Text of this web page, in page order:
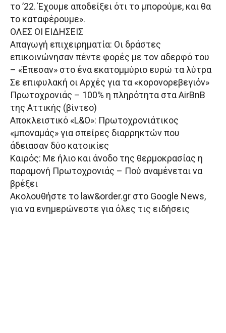
το ’22. Έχουμε αποδείξει ότι το μπορούμε, και θα
το καταφέρουμε».
ΟΛΕΣ ΟΙ ΕΙΔΗΣΕΙΣ
Απαγωγή επιχειρηματία: Οι δράστες
επικοινώνησαν πέντε φορές με τον αδερφό του
– «Έπεσαν» στο ένα εκατομμύριο ευρώ τα λύτρα
Σε επιφυλακή οι Αρχές για τα «κορονορεβεγιόν»
Πρωτοχρονιάς – 100% η πληρότητα στα AirBnB
της Αττικής (βίντεο)
Αποκλειστικό «L&O»: Πρωτοχρονιάτικος
«μποναμάς» για σπείρες διαρρηκτών που
άδειασαν δύο κατοικίες
Καιρός: Με ήλιο και άνοδο της θερμοκρασίας η
παραμονή Πρωτοχρονιάς – Πού αναμένεται να
βρέξει
Ακολουθήστε το law&order.gr στο Google News,
για να ενημερώνεστε για όλες τις ειδήσεις